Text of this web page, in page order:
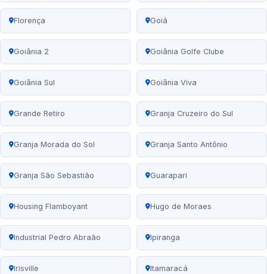
Florença Goiá
Goiânia 2 Goiânia Golfe Clube
Goiânia Sul Goiânia Viva
Grande Retiro Granja Cruzeiro do Sul
Granja Morada do Sol Granja Santo Antônio
Granja São Sebastião Guarapari
Housing Flamboyant Hugo de Moraes
Industrial Pedro Abraão Ipiranga
Irisville Itamaracá